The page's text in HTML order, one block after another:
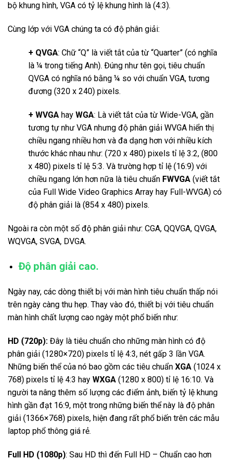
bộ khung hình, VGA có tỷ lệ khung hình là (4:3).
Cùng lớp với VGA chúng ta có độ phân giải:
+ QVGA: Chữ “Q” là viết tắt của từ “Quarter” (có nghĩa
là ¼ trong tiếng Anh). Đúng như tên gọi, tiêu chuẩn
QVGA có nghĩa nó bằng ¼ so với chuẩn VGA, tương
đương (320 x 240) pixels.
+ WVGA hay WGA: Là viết tắt của từ Wide-VGA, gần
tương tự như VGA nhưng độ phân giải WVGA hiển thị
chiều ngang nhiều hơn và đa dạng hơn với nhiều kích
thước khác nhau như: (720 x 480) pixels tỉ lệ 3:2, (800
x 480) pixels tỉ lệ 5:3. Và trường hợp tỉ lệ (16:9) với
chiều ngang lớn hơn nữa là tiêu chuẩn FWVGA (viết tắt
của Full Wide Video Graphics Array hay Full-WVGA) có
độ phân giải là (854 x 480) pixels.
Ngoài ra còn một số độ phân giải như: CGA, QQVGA, QVGA,
WQVGA, SVGA, DVGA.
Độ phân giải cao.
Ngày nay, các dòng thiết bị với màn hình tiêu chuẩn thấp nói
trên ngày càng thu hẹp. Thay vào đó, thiết bị với tiêu chuẩn
màn hình chất lượng cao ngày một phổ biến như:
HD (720p): Đây là tiêu chuẩn cho những màn hình có độ
phân giải (1280×720) pixels tỉ lệ 4:3, nét gấp 3 lần VGA.
Những biến thể của nó bao gồm các tiêu chuẩn XGA (1024 x
768) pixels tỉ lệ 4:3 hay WXGA (1280 x 800) tỉ lệ 16:10. Và
người ta nâng thêm số lượng các điểm ảnh, biến tỷ lệ khung
hình gần đạt 16:9, một trong những biến thể này là độ phân
giải (1366×768) pixels, hiện đang rất phổ biến trên các mẫu
laptop phổ thông giá rẻ.
Full HD (1080p): Sau HD thì đến Full HD – Chuẩn cao hơn